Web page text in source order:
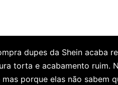
dupes da Shein acaba
torta e acabamento ruim.
porque elas não sabem